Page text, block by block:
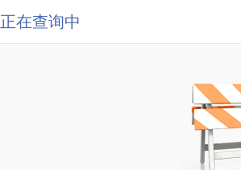
正在查询中